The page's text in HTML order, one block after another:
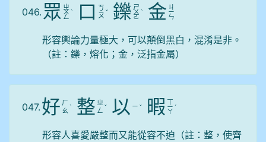
046. 眾 ㄓ
ㄨ
ㄥ
ˋ 口 ㄎ
ㄡ ˇ 鑠 ㄕ
ㄨ
ㄛ
ˋ 金 ㄐ
ㄧ
ㄣ
形容輿論力量極大，可以顛倒黑白，混淆是非。
（註：鑠，熔化；金，泛指金屬）
047. 好 ㄏ
ㄠ ˋ 整 ㄓ
ㄥ ˇ 以 ㄧ ˇ 暇 ㄒ
ㄧ
ㄚ
ˊ
形容人喜愛嚴整而又能從容不迫（註：整，使齊